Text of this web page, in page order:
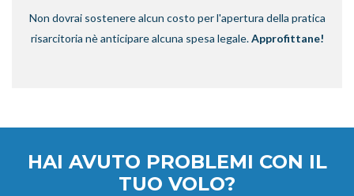
Non dovrai sostenere alcun costo per l'apertura della pratica
risarcitoria nè anticipare alcuna spesa legale.Approfittane!
HAI AVUTO PROBLEMI CON IL
TUO VOLO?